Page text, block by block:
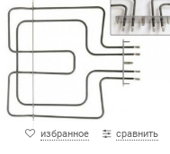
избранное сравнить